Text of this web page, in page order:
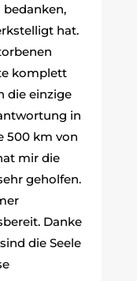
hat.
komplett
die einzige
in
500 km von
mir die
geholfen.
Danke
die Seele